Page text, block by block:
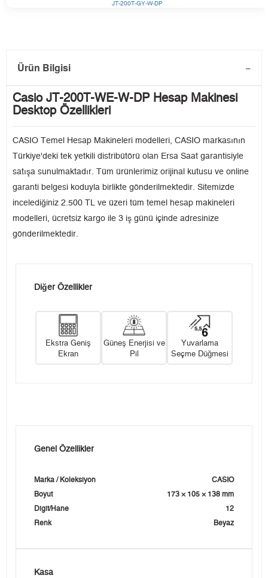
JT-200T-GY-W-DP
Ürün Bilgisi
Casio JT-200T-WE-W-DP Hesap Makinesi
Desktop Özellikleri
CASIO Temel Hesap Makineleri modelleri, CASIO markasının
Türkiye'deki tek yetkili distribütörü olan Ersa Saat garantisiyle
satışa sunulmaktadır. Tüm ürünlerimiz orijinal kutusu ve online
garanti belgesi koduyla birlikte gönderilmektedir. Sitemizde
incelediğiniz 2.500 TL ve üzeri tüm temel hesap makineleri
modelleri, ücretsiz kargo ile 3 iş günü içinde adresinize
gönderilmektedir.
Diğer Özellikler
Ekstra Geniş
Ekran
Güneş Enerjisi ve
Pil
Yuvarlama
Seçme Düğmesi
Genel Özellikler
Marka / Koleksiyon
CASIO
Boyut
173 × 105 × 138 mm
Digit/Hane
12
Renk
Beyaz
Kasa